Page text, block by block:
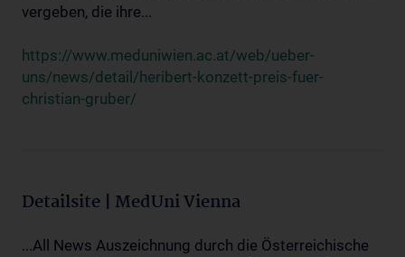
vergeben, die ihre...
https://www.meduniwien.ac.at/web/ueber-
uns/news/detail/heribert-konzett-preis-fuer-
christian-gruber/
Detailsite | MedUni Vienna
...All News Auszeichnung durch die Österreichische